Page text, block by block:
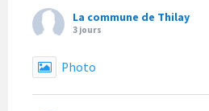
La commune de Thilay
3 jours
Photo